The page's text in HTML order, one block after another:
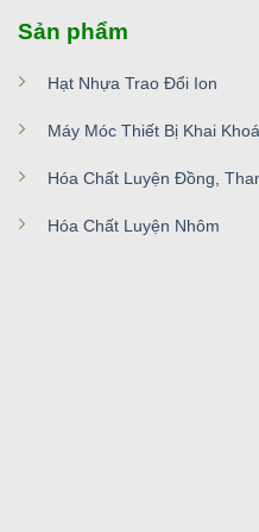
Sản phẩm
Hạt Nhựa Trao Đổi Ion
Máy Móc Thiết Bị Khai
Hóa Chất Luyện Đồng,
Hóa Chất Luyện Nhôm